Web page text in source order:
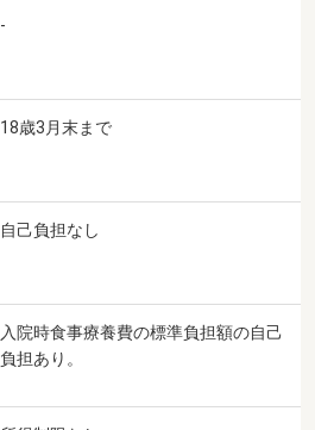
-
18歳3月末まで
自己負担なし
入院時食事療養費の標準負担額の自己
負担あり。